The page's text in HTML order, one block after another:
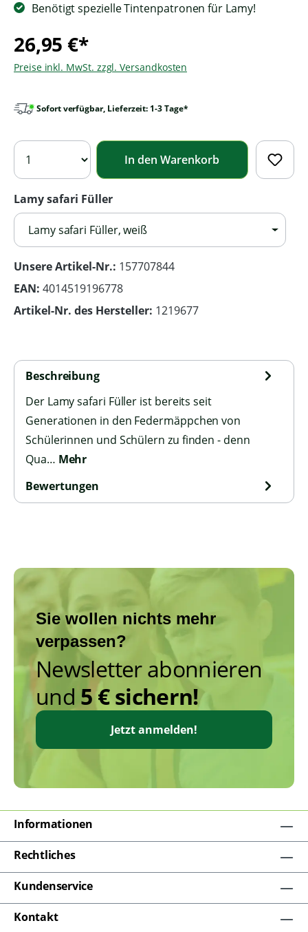
Benötigt spezielle Tintenpatronen für Lamy!
26,95 €*
Preise inkl. MwSt. zzgl. Versandkosten
Sofort verfügbar, Lieferzeit: 1-3 Tage*
In den Warenkorb
Lamy safari Füller
Lamy safari Füller, weiß
Unsere Artikel-Nr.: 157707844
EAN: 4014519196778
Artikel-Nr. des Hersteller: 1219677
Beschreibung
Der Lamy safari Füller ist bereits seit
Generationen in den Federmäppchen von
Schülerinnen und Schülern zu finden - denn
Qua… Mehr
Bewertungen
Sie wollen nichts mehr
verpassen?
Newsletter abonnieren
und 5 € sichern!
Jetzt anmelden!
Informationen
Rechtliches
Kundenservice
Kontakt